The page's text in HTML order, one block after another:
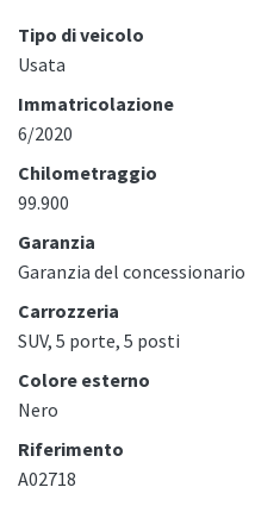
Tipo di veicolo
Usata
Immatricolazione
6/2020
Chilometraggio
99.900
Garanzia
Garanzia del concessionario
Carrozzeria
SUV, 5 porte, 5 posti
Colore esterno
Nero
Riferimento
A02718